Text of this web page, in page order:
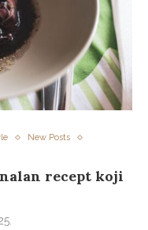
New Posts
recept koji